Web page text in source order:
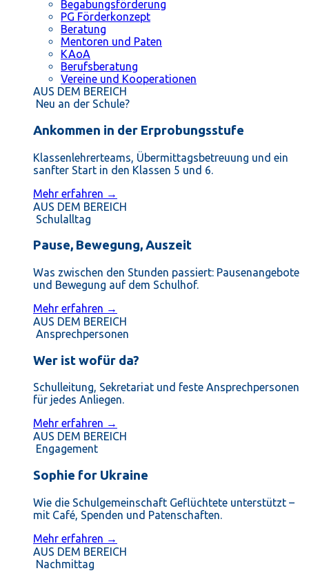
Begabungsförderung
PG Förderkonzept
Beratung
Mentoren und Paten
KAoA
Berufsberatung
Vereine und Kooperationen
AUS DEM BEREICH
Neu an der Schule?
Ankommen in der Erprobungsstufe
Klassenlehrerteams, Übermittagsbetreuung und ein
sanfter Start in den Klassen 5 und 6.
Mehr erfahren →
AUS DEM BEREICH
Schulalltag
Pause, Bewegung, Auszeit
Was zwischen den Stunden passiert: Pausenangebote
und Bewegung auf dem Schulhof.
Mehr erfahren →
AUS DEM BEREICH
Ansprechpersonen
Wer ist wofür da?
Schulleitung, Sekretariat und feste Ansprechpersonen
für jedes Anliegen.
Mehr erfahren →
AUS DEM BEREICH
Engagement
Sophie for Ukraine
Wie die Schulgemeinschaft Geflüchtete unterstützt –
mit Café, Spenden und Patenschaften.
Mehr erfahren →
AUS DEM BEREICH
Nachmittag